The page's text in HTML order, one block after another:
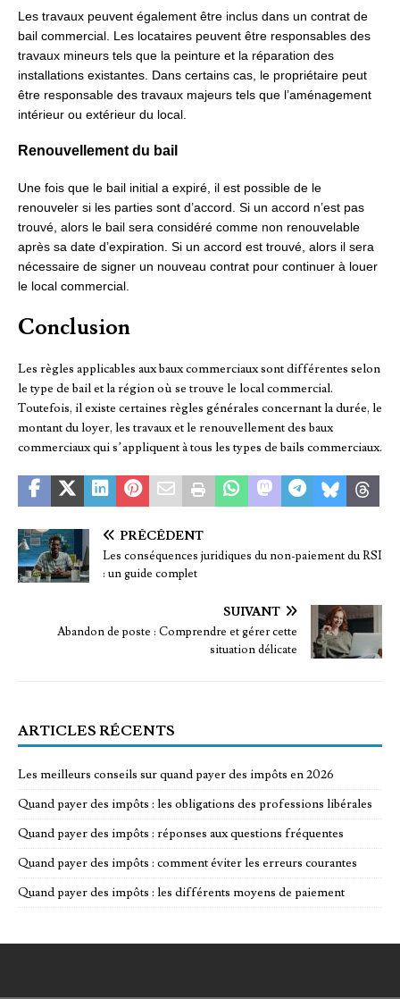
Les travaux peuvent également être inclus dans un contrat de
bail commercial. Les locataires peuvent être responsables des
travaux mineurs tels que la peinture et la réparation des
installations existantes. Dans certains cas, le propriétaire peut
être responsable des travaux majeurs tels que l’aménagement
intérieur ou extérieur du local.
Renouvellement du bail
Une fois que le bail initial a expiré, il est possible de le
renouveler si les parties sont d’accord. Si un accord n’est pas
trouvé, alors le bail sera considéré comme non renouvelable
après sa date d’expiration. Si un accord est trouvé, alors il sera
nécessaire de signer un nouveau contrat pour continuer à louer
le local commercial.
Conclusion
Les règles applicables aux baux commerciaux sont différentes selon
le type de bail et la région où se trouve le local commercial.
Toutefois, il existe certaines règles générales concernant la durée, le
montant du loyer, les travaux et le renouvellement des baux
commerciaux qui s’appliquent à tous les types de bails commerciaux.
PRÉCÉDENT
Les conséquences juridiques du non-paiement du RSI
: un guide complet
SUIVANT
Abandon de poste : Comprendre et gérer cette
situation délicate
ARTICLES RÉCENTS
Les meilleurs conseils sur quand payer des impôts en 2026
Quand payer des impôts : les obligations des professions libérales
Quand payer des impôts : réponses aux questions fréquentes
Quand payer des impôts : comment éviter les erreurs courantes
Quand payer des impôts : les différents moyens de paiement